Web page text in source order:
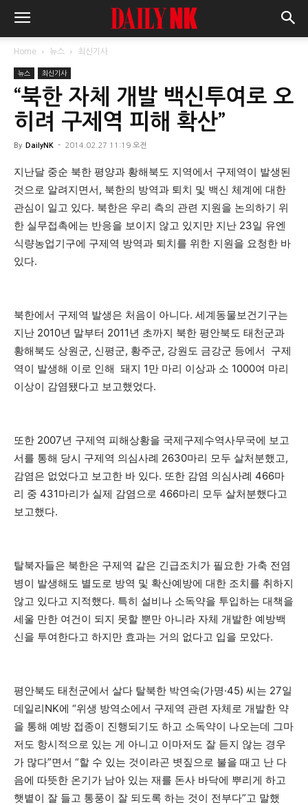
Home 뉴스 최신기사
뉴스 최신기사
“북한 자체 개발 백신투여로 오
히려 구제역 피해 확산”
By DailyNK - 2014.02.27 11:19 오전
지난달 중순 북한 평양과 황해북도 지역에서 구제역이 발생된
것으로 알려지면서, 북한의 방역과 퇴치 및 백신 체계에 대한
관심이 일고 있다. 북한은 우리 측의 관련 지원을 논의하기 위
한 실무접촉에는 반응을 보이지 않고 있지만 지난 23일 유엔
식량농업기구에 구제역 방역과 퇴치를 위한 지원을 요청한 바
있다.
북한에서 구제역 발생은 처음이 아니다. 세계동물보건기구는
지난 2010년 말부터 2011년 초까지 북한 평안북도 태천군과
황해북도 상원군, 신평군, 황주군, 강원도 금강군 등에서 구제
역이 발생해 이로 인해 돼지 1만 마리 이상과 소 1000여 마리
이상이 감염됐다고 보고했었다.
또한 2007년 구제역 피해상황을 국제구제수역사무국에 보고
서를 통해 당시 구제역 의심사례 2630마리 모두 살처분했고,
감염은 없었다고 보고한 바 있다. 또한 감염 의심사례 466마
리 중 431마리가 실제 감염으로 466마리 모두 살처분했다고
보고했다.
탈북자들은 북한은 구제역 같은 긴급조치가 필요한 가축 전염
병이 발생해도 별도로 방역 및 확산예방에 대한 조치를 취하지
않고 있다고 지적했다. 특히 설비나 소독약을 투입하는 대책을
세울 만한 여건이 되지 못할 뿐만 아니라 자체 개발한 예방백
신을 투여한다고 하지만 효과는 거의 없다고 입을 모았다.
평안북도 태천군에서 살다 탈북한 박연숙(가명·45) 씨는 27일
데일리NK에 “위생 방역소에서 구제역 관련 자체로 개발한 약
을 통해 예방 접종이 진행되기도 하고 소독약이 나오는데 그마
저도 항시적으로 있는 게 아니고 이마저도 잘 듣지 않는 경우
가 많다”면서 “할 수 있는 것이라곤 볏짚으로 불을 때고 난 다
음에 따뜻한 온기가 남아 있는 재를 돈사 바닥에 뿌리게 하고
햇볕이 잘 들고 통풍이 잘 되도록 하는 것이 전부다”고 말했